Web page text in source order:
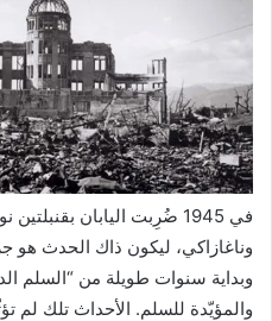
في 1945 ضُرِبت اليابان
وناغازاكي، ليكون ذاك الحدث هو
وبداية سنوات طويلة من “السلم
والمؤيّدة للسلم. الأحداث تلك لم